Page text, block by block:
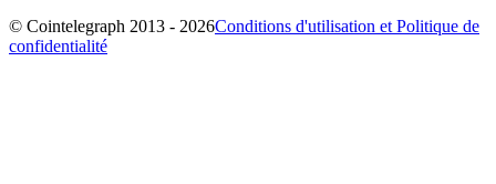
© Cointelegraph 2013 - 2026Conditions d'utilisation et Politique de
confidentialité